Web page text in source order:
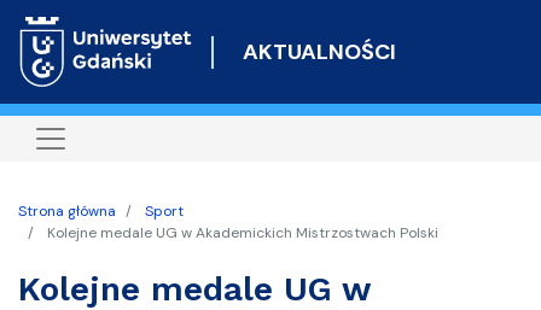
do
AKTUALNOŚCI
Strona główna
Sport
Kolejne medale UG w Akademickich Mistrzostwach Polski
Kolejne medale UG w